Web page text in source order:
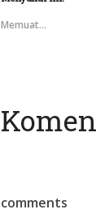
Memuat...
comments